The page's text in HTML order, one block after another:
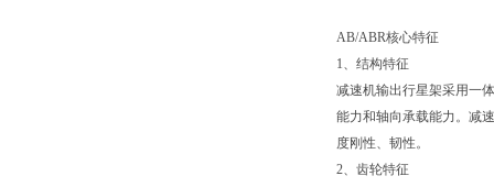
AB/ABR核心特征
1、结构特征
减速机输出行星架采用一
能力和轴向承载能力。减
度刚性、韧性。
2、齿轮特征